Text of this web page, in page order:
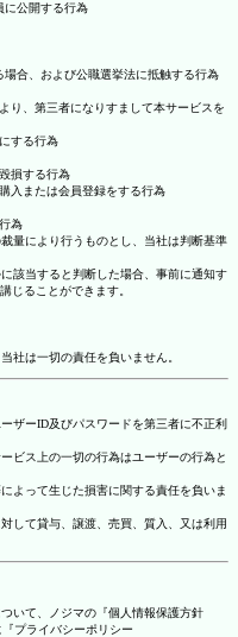
に公開する行為
合、および公職選挙法に抵触する行為
り、第三者になりすまして本サービスを
する行為
損する行為
入または会員登録をする行為
為
量により行うものとし、当社は判断基準
該当すると判断した場合、事前に通知す
じることができます。
社は一切の責任を負いません。
ザーID及びパスワードを第三者に不正利
ビス上の一切の行為はユーザーの行為と
よって生じた損害に関する責任を負いま
して貸与、譲渡、売買、質入、又は利用
いて、ノジマの『個人情報保護方針
『プライバシーポリシー